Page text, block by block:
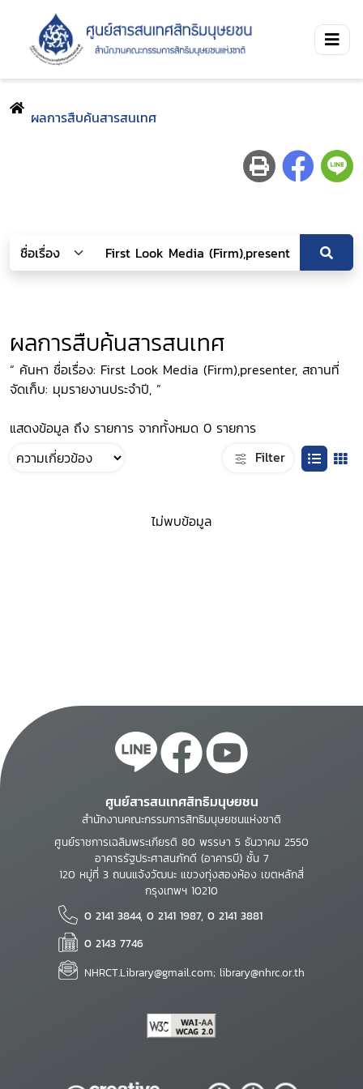
ผลการสืบค้นสารสนเทศ
ผลการสืบค้นสารสนเทศ
“ ค้นหา ชื่อเรื่อง: First Look Media (Firm),presenter, สถานที่
จัดเก็บ: มุมรายงานประจำปี, ”
แสดงข้อมูล ถึง รายการ จากทั้งหมด 0 รายการ
Filter
ไม่พบข้อมูล
ศูนย์สารสนเทศสิทธิมนุษยชน
สำนักงานคณะกรรมการสิทธิมนุษยชนแห่งชาติ
ศูนย์ราชการเฉลิมพระเกียรติ 80 พรรษา 5 ธันวาคม 2550
อาคารรัฐประศาสนภักดี (อาคารบี) ชั้น 7
120 หมู่ที่ 3 ถนนแจ้งวัฒนะ แขวงทุ่งสองห้อง เขตหลักสี่
กรุงเทพฯ 10210
0 2141 3844, 0 2141 1987, 0 2141 3881
0 2143 7746
NHRCT.Library@gmail.com; library@nhrc.or.th